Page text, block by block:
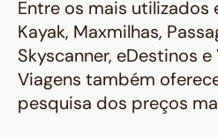
Entre os mais utilizados
Kayak, Maxmilhas,
Skyscanner, eDestinos
Viagens também
pesquisa dos preços